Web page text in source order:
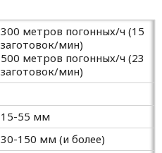
300 метров погонных/ч (15
заготовок/мин)
500 метров погонных/ч (23
заготовок/мин)
15-55 мм
30-150 мм (и более)